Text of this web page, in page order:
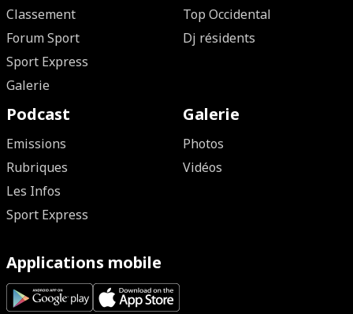
Classement
Forum Sport
Sport Express
Galerie
Top Occidental
Dj résidents
Podcast
Emissions
Rubriques
Les Infos
Sport Express
Galerie
Photos
Vidéos
Applications mobile